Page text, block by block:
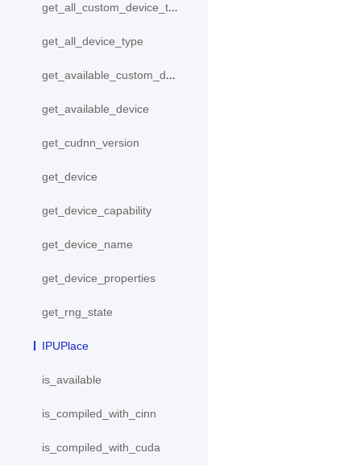
get_all_custom_device_type
get_all_device_type
get_available_custom_device
get_available_device
get_cudnn_version
get_device
get_device_capability
get_device_name
get_device_properties
get_rng_state
IPUPlace
is_available
is_compiled_with_cinn
is_compiled_with_cuda